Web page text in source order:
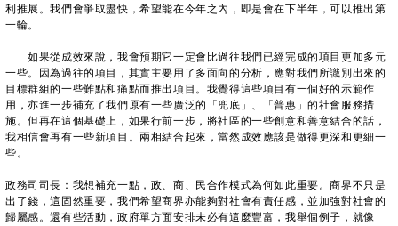
利推展。我們會爭取盡快，希望能在今年之內，即是會在下半年，可以推出第
一輪。
如果從成效來說，我會預期它一定會比過往我們已經完成的項目更加多元
一些。因為過往的項目，其實主要用了多面向的分析，應對我們所識別出來的
目標群組的一些難點和痛點而推出項目。我覺得這些項目有一個好的示範作
用，亦進一步補充了我們原有一些廣泛的「兜底」、「普惠」的社會服務措
施。但再在這個基礎上，如果行前一步，將社區的一些創意和善意結合的話，
我相信會再有一些新項目。兩相結合起來，當然成效應該是做得更深和更細一
些。
政務司司長：我想補充一點，政、商、民合作模式為何如此重要。商界不只是
出了錢，這固然重要，我們希望商界亦能夠對社會有責任感，並加強對社會的
歸屬感。還有些活動，政府單方面安排未必有這麼豐富，我舉個例子，就像